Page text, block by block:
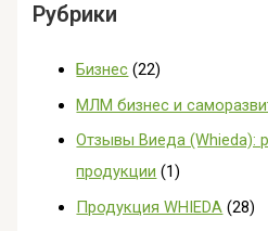
Рубрики
Бизнес (22)
МЛМ бизнес и
Отзывы Виеда (Whieda):
продукции (1)
Продукция WHIEDA (28)